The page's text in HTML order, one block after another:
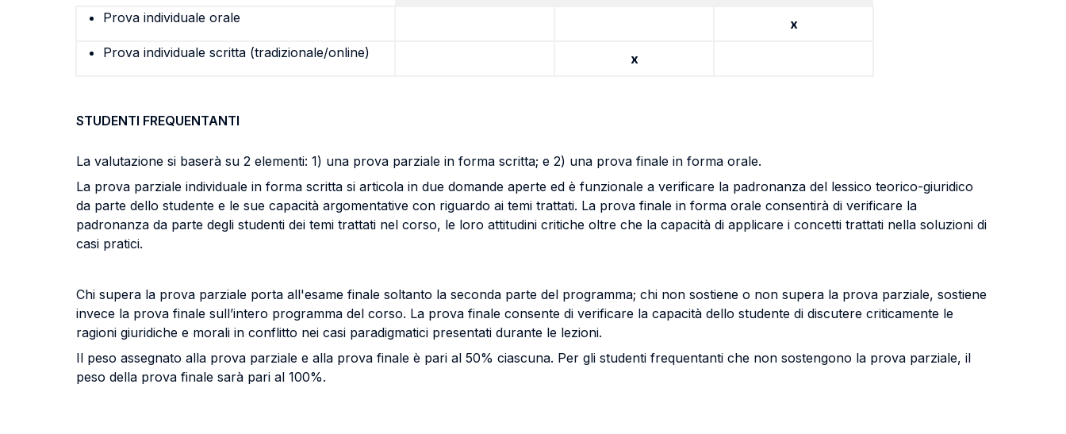
Prova individuale orale
x
Prova individuale scritta (tradizionale/online)
x
STUDENTI FREQUENTANTI
La valutazione si baserà su 2 elementi: 1) una prova parziale in forma scritta; e 2) una prova finale in forma orale.
La prova parziale individuale in forma scritta si articola in due domande aperte ed è funzionale a verificare la padronanza del lessico teorico-giuridico
da parte dello studente e le sue capacità argomentative con riguardo ai temi trattati. La prova finale in forma orale consentirà di verificare la
padronanza da parte degli studenti dei temi trattati nel corso, le loro attitudini critiche oltre che la capacità di applicare i concetti trattati nella soluzioni di
casi pratici.
Chi supera la prova parziale porta all'esame finale soltanto la seconda parte del programma; chi non sostiene o non supera la prova parziale, sostiene
invece la prova finale sull’intero programma del corso. La prova finale consente di verificare la capacità dello studente di discutere criticamente le
ragioni giuridiche e morali in conflitto nei casi paradigmatici presentati durante le lezioni.
Il peso assegnato alla prova parziale e alla prova finale è pari al 50% ciascuna. Per gli studenti frequentanti che non sostengono la prova parziale, il
peso della prova finale sarà pari al 100%.